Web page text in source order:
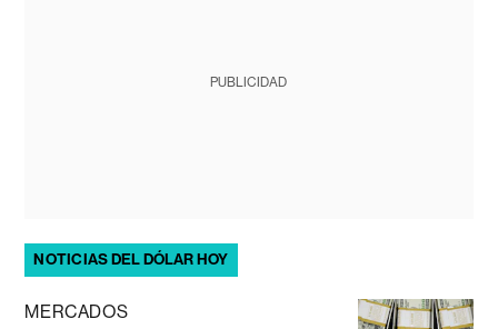
PUBLICIDAD
NOTICIAS DEL DÓLAR HOY
MERCADOS